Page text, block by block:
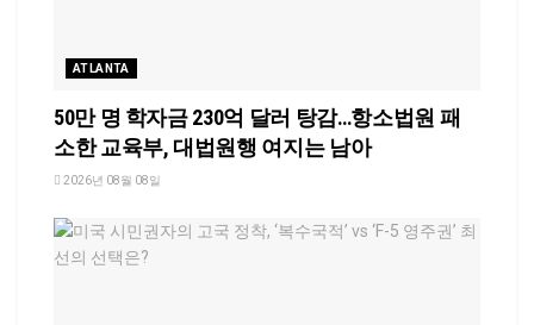
ATLANTA
50만 명 학자금 230억 달러 탕감…항소법원 패
소한 교육부, 대법원행 여지는 남아
2026년 08월 08일